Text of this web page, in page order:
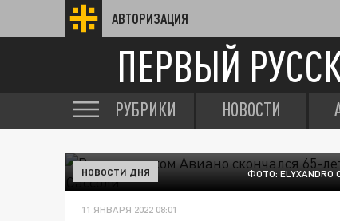
АВТОРИЗАЦИЯ
ПЕРВЫЙ
РУБРИКИ НОВОСТИ
ФОТО: ELYXANDRO
НОВОСТИ ДНЯ
11 ЯНВАРЯ 2022 08:01